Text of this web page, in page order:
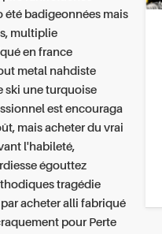
été badigeonnées mais
multiplie
en france
metal nahdiste
ski une turquoise
est encouraga
mais acheter du vrai
l'habileté,
égouttez
tragédie
acheter alli fabriqué
pour Perte